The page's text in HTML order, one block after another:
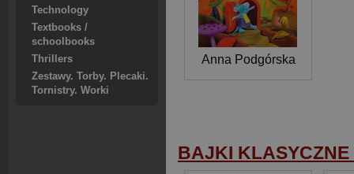
Technology
Textbooks /
schoolbooks
Thrillers
Zestawy. Torby. Plecaki.
Tornistry. Worki
Anna Podgórska
BAJKI